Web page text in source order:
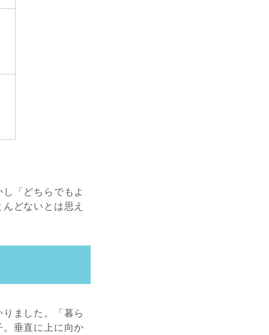
「どちらでもよ
どないとは思え
ました。「暮ら
垂直に上に向か